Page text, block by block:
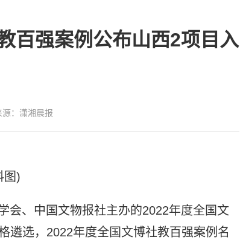
百强案例公布山西2项目入
源：潇湘晨报
图)
会、中国文物报社主办的2022年度全国文
遴选，2022年度全国文博社教百强案例名